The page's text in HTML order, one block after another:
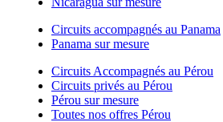
Circuits accompagnés au Panama
Panama sur mesure
Circuits Accompagnés au Pérou
Circuits privés au Pérou
Pérou sur mesure
Toutes nos offres Pérou